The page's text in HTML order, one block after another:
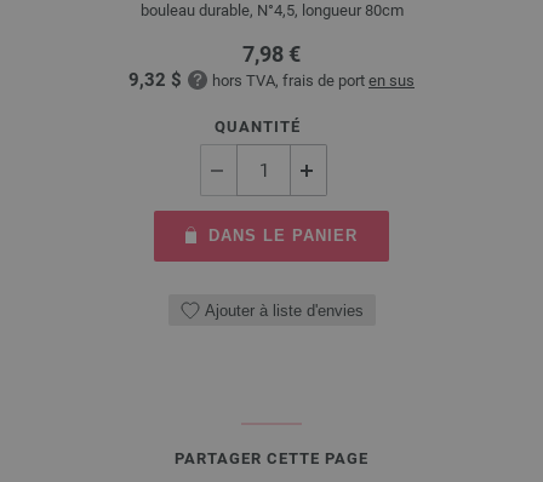
bouleau durable, N°4,5, longueur 80cm
7,98 €
9,32 $ hors TVA, frais de port en sus
QUANTITÉ
DANS LE PANIER
Ajouter à liste d'envies
PARTAGER CETTE PAGE